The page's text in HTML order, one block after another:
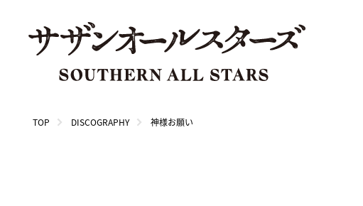
TOP DISCOGRAPHY 神様お願い